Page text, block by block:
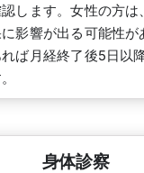
します。女性の方は
影響が出る可能性が
ば月経終了後5日以
身体診察